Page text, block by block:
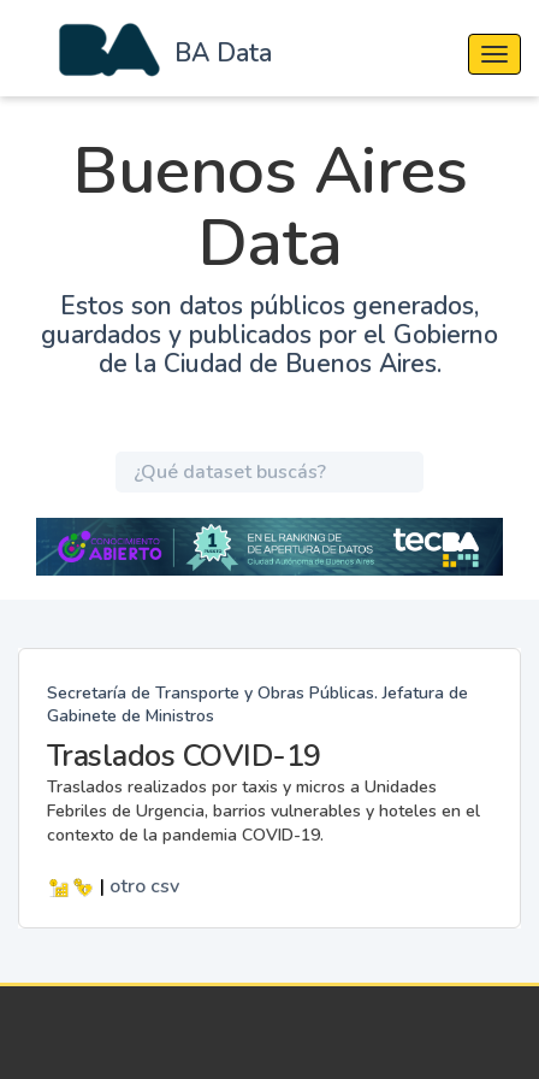
BA Data
Buenos Aires
Data
Estos son datos públicos generados,
guardados y publicados por el Gobierno
de la Ciudad de Buenos Aires.
Secretaría de Transporte y Obras Públicas. Jefatura de
Gabinete de Ministros
Traslados COVID-19
Traslados realizados por taxis y micros a Unidades
Febriles de Urgencia, barrios vulnerables y hoteles en el
contexto de la pandemia COVID-19.
| otro csv